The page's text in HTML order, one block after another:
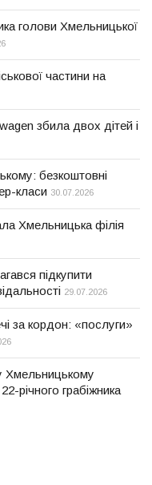
голови Хмельницької
частини на
збила двох дітей і
безкоштовні
класи 30.07.2026
Хмельницька філія
підкупити
29.07.2026
за кордон: «послуги»
Хмельницькому
річного грабіжника